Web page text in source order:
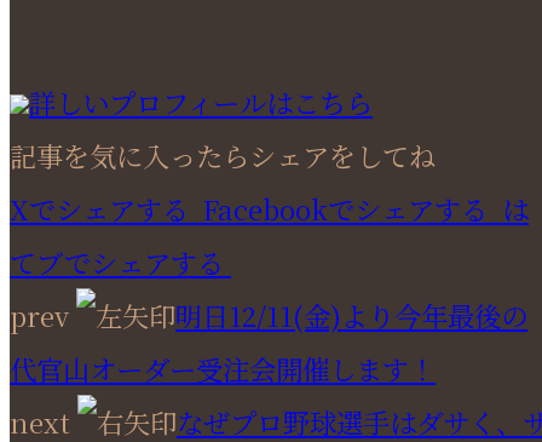
詳しいプロフィールはこちら
記事を気に入ったらシェアをしてね
Xでシェアする Facebookでシェアする は
てブでシェアする
prev
明日12/11(金)より今年最後の
代官山オーダー受注会開催します！
next
なぜプロ野球選手はダサく、